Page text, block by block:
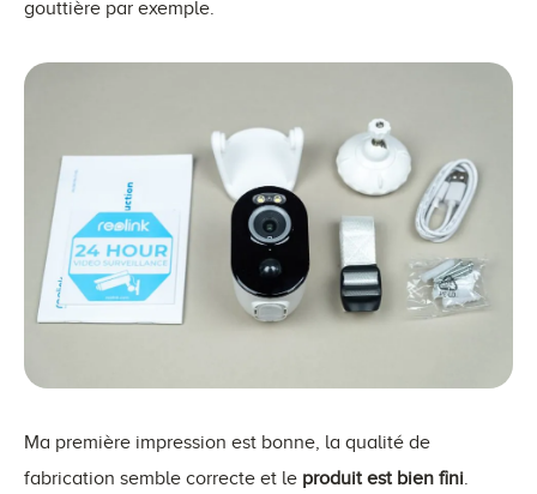
gouttière par exemple.
Ma première impression est bonne, la qualité de
fabrication semble correcte et le produit est bien fini.